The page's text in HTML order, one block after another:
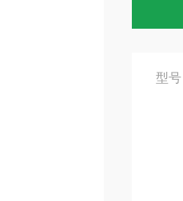
型